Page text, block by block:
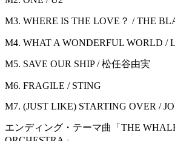
M3. WHERE IS THE LOVE？ / THE
M4. WHAT A WONDERFUL WORLD /
M5. SAVE OUR SHIP / 松任谷由実
M6. FRAGILE / STING
M7. (JUST LIKE) STARTING OVER /
エンディング・テーマ曲「THE